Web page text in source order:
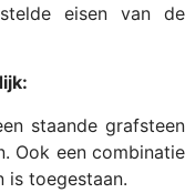
eisen van de
staande grafsteen
Ook een combinatie
is toegestaan.